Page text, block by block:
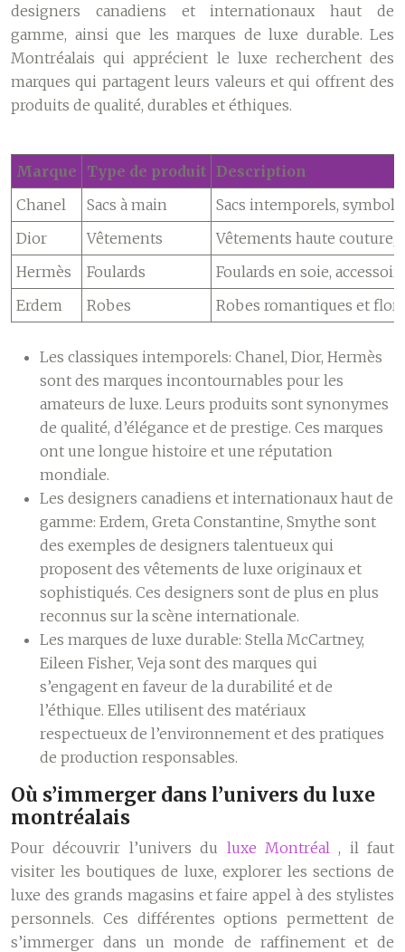
designers canadiens et internationaux haut de
gamme, ainsi que les marques de luxe durable. Les
Montréalais qui apprécient le luxe recherchent des
marques qui partagent leurs valeurs et qui offrent des
produits de qualité, durables et éthiques.
Marque Type de produit Description
Chanel
Sacs à main
Sacs intemporels,
Dior
Vêtements
Vêtements haute couture,
Hermès
Foulards
Foulards en soie,
Erdem
Robes Robes romantiques et
Les classiques intemporels: Chanel, Dior, Hermès
sont des marques incontournables pour les
amateurs de luxe. Leurs produits sont synonymes
de qualité, d’élégance et de prestige. Ces marques
ont une longue histoire et une réputation
mondiale.
Les designers canadiens et internationaux haut de
gamme: Erdem, Greta Constantine, Smythe sont
des exemples de designers talentueux qui
proposent des vêtements de luxe originaux et
sophistiqués. Ces designers sont de plus en plus
reconnus sur la scène internationale.
Les marques de luxe durable: Stella McCartney,
Eileen Fisher, Veja sont des marques qui
s’engagent en faveur de la durabilité et de
l’éthique. Elles utilisent des matériaux
respectueux de l’environnement et des pratiques
de production responsables.
Où s’immerger dans l’univers du luxe
montréalais
Pour découvrir l’univers du luxe Montréal, il faut
visiter les boutiques de luxe, explorer les sections de
luxe des grands magasins et faire appel à des stylistes
personnels. Ces différentes options permettent de
s’immerger dans un monde de raffinement et de